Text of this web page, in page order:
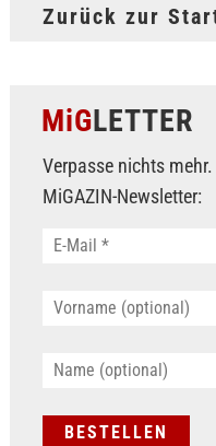
Zurück zur
MiGLETTER
Verpasse nichts
MiGAZIN-Newsletter: